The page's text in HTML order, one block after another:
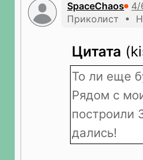
SpaceChaos
Приколист •
Цитата
То ли еще
Рядом с
построили
дались!